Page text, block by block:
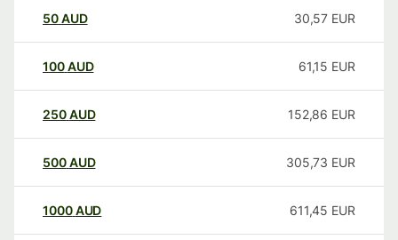
50AUD 30,57 EUR
100AUD 61,15 EUR
250AUD 152,86 EUR
500AUD 305,73 EUR
1000AUD 611,45 EUR